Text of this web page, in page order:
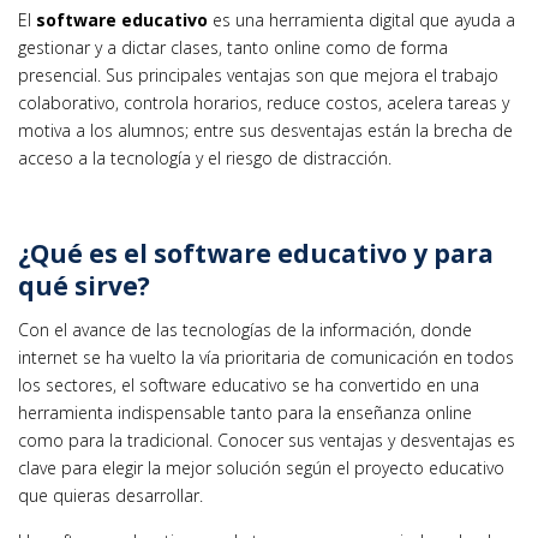
El software educativo es una herramienta digital que ayuda a
gestionar y a dictar clases, tanto online como de forma
presencial. Sus principales ventajas son que mejora el trabajo
colaborativo, controla horarios, reduce costos, acelera tareas y
motiva a los alumnos; entre sus desventajas están la brecha de
acceso a la tecnología y el riesgo de distracción.
¿Qué es el software educativo y para
qué sirve?
Con el avance de las tecnologías de la información, donde
internet se ha vuelto la vía prioritaria de comunicación en todos
los sectores, el software educativo se ha convertido en una
herramienta indispensable tanto para la enseñanza online
como para la tradicional. Conocer sus ventajas y desventajas es
clave para elegir la mejor solución según el proyecto educativo
que quieras desarrollar.